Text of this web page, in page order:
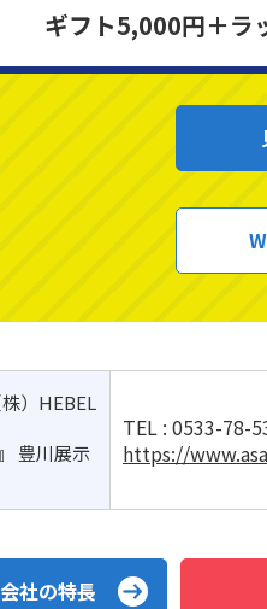
ギフト5,000円＋ラ
）HEBEL
豊川展示
TEL : 0533-78-
https://
社の特長